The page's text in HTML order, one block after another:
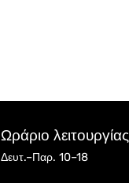
Ωράριο λειτουργίας
Δευτ.–Παρ. 10–18